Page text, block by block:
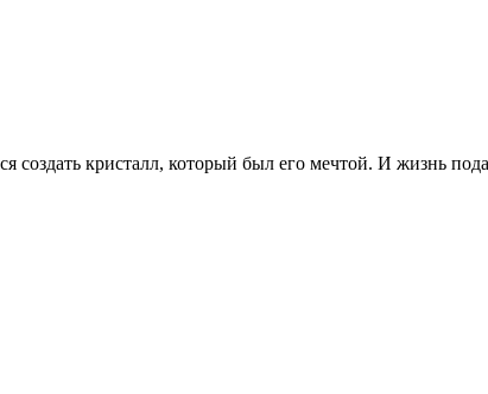
создать кристалл, который был его мечтой. И жизнь